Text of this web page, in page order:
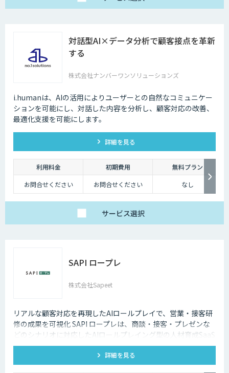
対話型AI×データ分析で顧客接点を革新
する
株式会社ナンバーワンソリューションズ
i.humanは、AIの活用によりユーザーとの自然なコミュニケー
ションを可能にし、対話した内容を分析し、顧客対応の改善、
最適化支援を可能にします。
詳細を見る
利用料金 初期費用
無料プラン
お問合せください
お問合せください なし
サービス選択
SAPI ロープレ
株式会社Sapeet
リアルな顧客対応を再現したAIロールプレイで、営業・接客研
修の成果を可視化 SAPI ロープレは、商談・接客・プレゼンな
どのシナリオに対応したAIロールプレイング型の人材育成SaaS
です。 AIアバターとの実践トレーニングと動画フィードバック
により、新人・中途スタッフの早期戦力化と教育の属人化解消
を支援します。
詳細を見る